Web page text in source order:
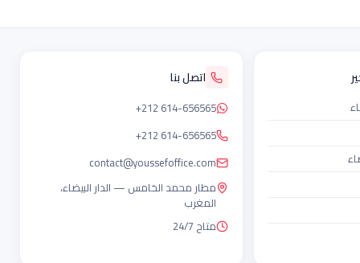
اتصل بنا
+212 614-656565
+212 614-656565
contact@youssefoffice.com
مطار محمد الخامس — الدار البيضاء،
المغرب
متاح 24/7